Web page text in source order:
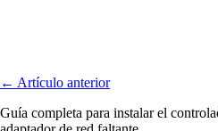
← Artículo anterior
Guía completa para instalar el